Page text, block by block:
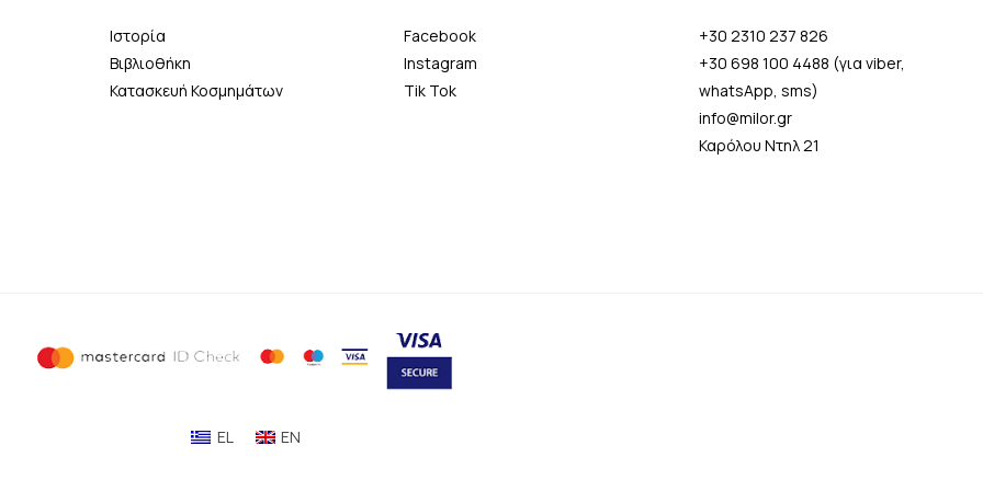
Ιστορία
Βιβλιοθήκη
Κατασκευή Κοσμημάτων
Facebook
Instagram
Tik Tok
+30 2310 237 826
+30 698 100 4488 (για viber,
whatsApp, sms)
info@milor.gr
Καρόλου Ντηλ 21
EL EN